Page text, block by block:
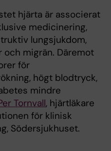
hjärta är associerat
medicinering,
lungsjukdom,
migrän. Däremot
för
högt blodtryck,
mindre
Tornvall, hjärtläkare
för klinisk
Södersjukhuset.